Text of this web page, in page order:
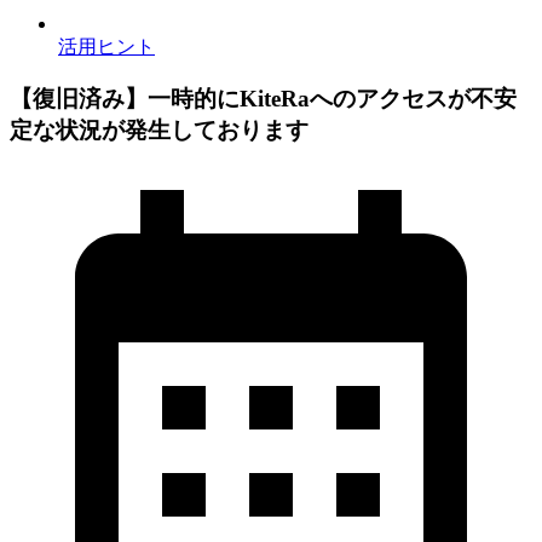
活用ヒント
【復旧済み】一時的にKiteRaへのアクセスが不安
定な状況が発生しております